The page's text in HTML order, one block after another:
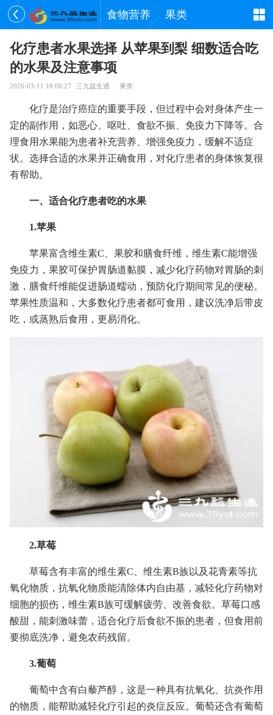
食物营养 果类
化疗患者水果选择 从苹果到梨 细数适合吃
的水果及注意事项
2026-03-11 18:08:27 三九益生通 果类
化疗是治疗癌症的重要手段，但过程中会对身体产生一
定的副作用，如恶心、呕吐、食欲不振、免疫力下降等。合
理食用水果能为患者补充营养、增强免疫力，缓解不适症
状。选择合适的水果并正确食用，对化疗患者的身体恢复很
有帮助。
一、适合化疗患者吃的水果
1.苹果
苹果富含维生素C、果胶和膳食纤维，维生素C能增强
免疫力，果胶可保护胃肠道黏膜，减少化疗药物对胃肠的刺
激，膳食纤维能促进肠道蠕动，预防化疗期间常见的便秘。
苹果性质温和，大多数化疗患者都可食用，建议洗净后带皮
吃，或蒸熟后食用，更易消化。
2.草莓
草莓含有丰富的维生素C、维生素B族以及花青素等抗
氧化物质，抗氧化物质能清除体内自由基，减轻化疗药物对
细胞的损伤，维生素B族可缓解疲劳、改善食欲。草莓口感
酸甜，能刺激味蕾，适合化疗后食欲不振的患者，但食用前
要彻底洗净，避免农药残留。
3.葡萄
葡萄中含有白藜芦醇，这是一种具有抗氧化、抗炎作用
的物质，能帮助减轻化疗引起的炎症反应。葡萄还含有葡萄